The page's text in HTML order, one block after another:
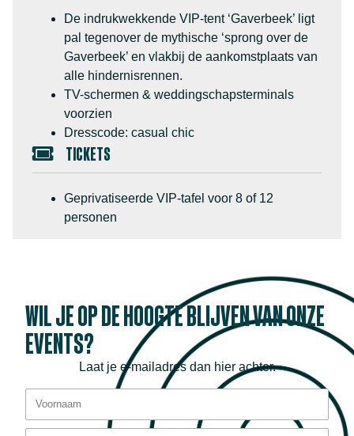
De indrukwekkende VIP-tent ‘Gaverbeek’ ligt
pal tegenover de mythische ‘sprong over de
Gaverbeek’ en vlakbij de aankomstplaats van
alle hindernisrennen.
TV-schermen & weddingschapsterminals
voorzien
Dresscode: casual chic
TICKETS
Geprivatiseerde VIP-tafel voor 8 of 12
personen
WIL JE OP DE HOOGTE BLIJVEN VAN ONZE
EVENTS?
Laat je e-mailadres dan hier achter.